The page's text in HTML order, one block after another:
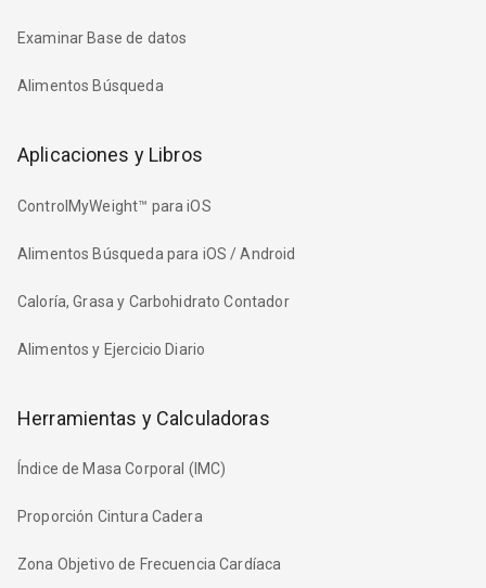
Examinar Base de datos
Alimentos Búsqueda
Aplicaciones y Libros
ControlMyWeight™ para iOS
Alimentos Búsqueda para iOS / Android
Caloría, Grasa y Carbohidrato Contador
Alimentos y Ejercicio Diario
Herramientas y Calculadoras
Índice de Masa Corporal (IMC)
Proporción Cintura Cadera
Zona Objetivo de Frecuencia Cardíaca